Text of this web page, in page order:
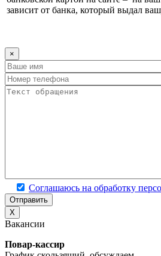
зависит от банка, который выдал
×
Соглашаюсь на обработку
X
Вакансии
Повар-кассир